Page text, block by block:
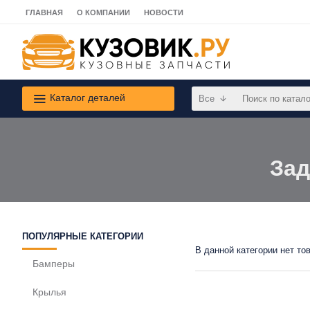
ГЛАВНАЯ О КОМПАНИИ НОВОСТИ
Каталог деталей Все
ПОПУЛЯРНЫЕ КАТЕГОРИИ
Бамперы
Крылья
В данной категории нет